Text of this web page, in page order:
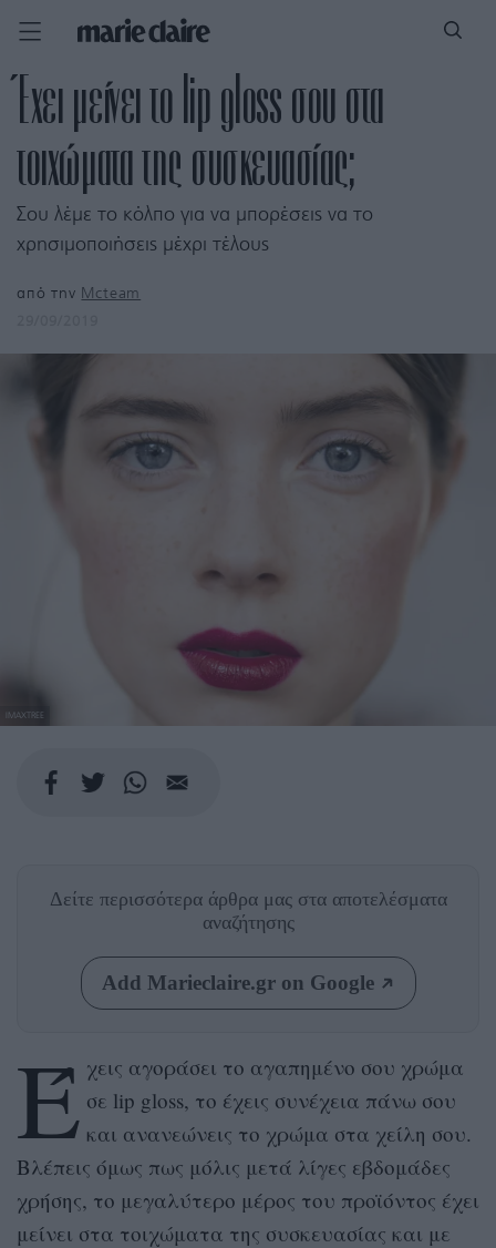
Έχει μείνει το lip gloss σου στα
τοιχώματα της συσκευασίας;
Σου λέμε το κόλπο για να μπορέσεις να το
χρησιμοποιήσεις μέχρι τέλους
από την Mcteam
IMAXTREE
Δείτε περισσότερα άρθρα μας στα αποτελέσματα
αναζήτησης
Add Marieclaire.gr on Google
Έ χεις αγοράσει το αγαπημένο σου χρώμα
σε lip gloss, το έχεις συνέχεια πάνω σου
και ανανεώνεις το χρώμα στα χείλη σου.
Βλέπεις όμως πως μόλις μετά λίγες εβδομάδες
χρήσης, το μεγαλύτερο μέρος του προϊόντος έχει
μείνει στα τοιχώματα της συσκευασίας και με